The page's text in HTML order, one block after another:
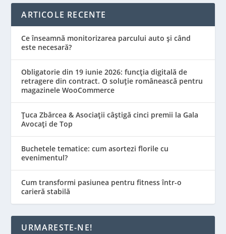
ARTICOLE RECENTE
Ce înseamnă monitorizarea parcului auto și când
este necesară?
Obligatorie din 19 iunie 2026: funcția digitală de
retragere din contract. O soluție românească pentru
magazinele WooCommerce
Țuca Zbârcea & Asociații câștigă cinci premii la Gala
Avocați de Top
Buchetele tematice: cum asortezi florile cu
evenimentul?
Cum transformi pasiunea pentru fitness într-o
carieră stabilă
URMARESTE-NE!